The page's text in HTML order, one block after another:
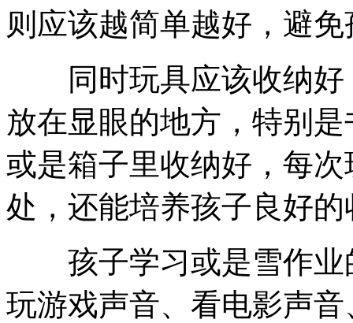
则应该越简单越好，避
同时玩具应该收纳好
放在显眼的地方，特别
或是箱子里收纳好，每
处，还能培养孩子良好
孩子学习或是雪作业
玩游戏声音、看电影声